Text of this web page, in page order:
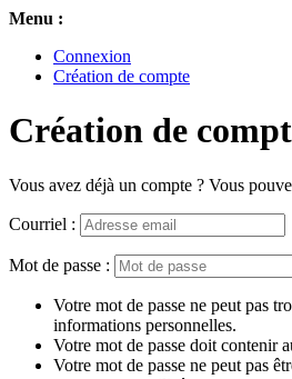
Menu :
Connexion
Création de compte
Création de
Vous avez déjà un compte ? Vous
Courriel :
Mot de passe :
Votre mot de passe ne peut pas
informations personnelles.
Votre mot de passe doit contenir
Votre mot de passe ne peut pas